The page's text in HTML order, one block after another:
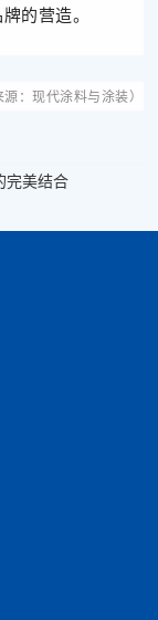
的营造。
源：现代涂料与涂装）
完美结合